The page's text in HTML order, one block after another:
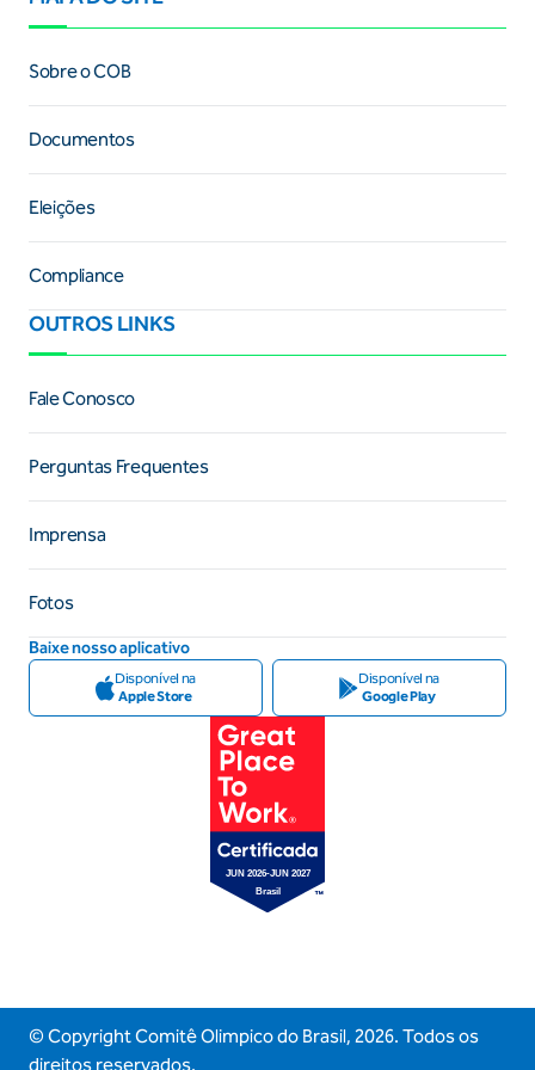
Sobre o COB
Documentos
Eleições
Compliance
OUTROS LINKS
Fale Conosco
Perguntas Frequentes
Imprensa
Fotos
Baixe nosso aplicativo
Disponível na
Apple Store
Disponível na
Google Play
© Copyright Comitê Olimpico do Brasil, 2026. Todos os
direitos reservados.